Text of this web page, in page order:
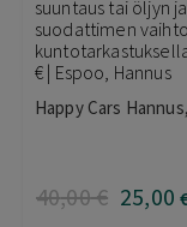
suuntaus tai öljyn ja
suodattimen vaihto
€ | Espoo, Hannus
Happy Cars
40,00€ 25,00